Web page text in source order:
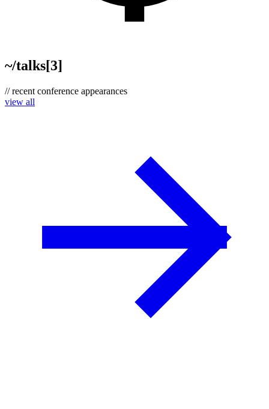
~/talks 3
// recent conference appearances
view all